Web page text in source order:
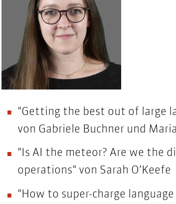
"Getting the best out of large
von Gabriele Buchner und
"Is AI the meteor? Are we the
operations" von Sarah O’Keefe
"How to super-charge